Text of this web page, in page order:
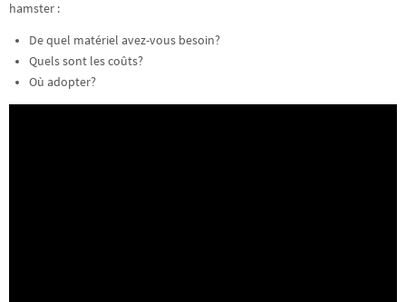
hamster :
De quel matériel avez-vous besoin?
Quels sont les coûts?
Où adopter?